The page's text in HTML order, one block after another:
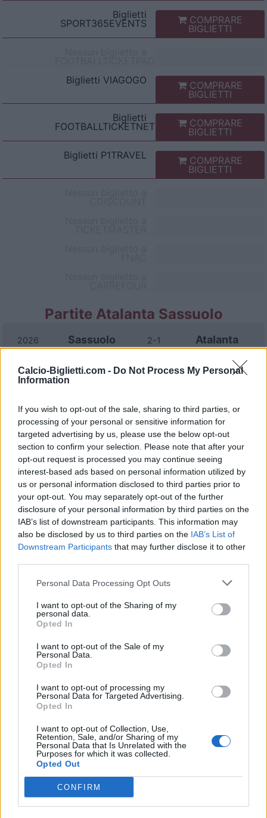
Calcio-Biglietti.com - Do Not Process My Personal
Information
If you wish to opt-out of the sale, sharing to third parties, or
processing of your personal or sensitive information for
targeted advertising by us, please use the below opt-out
section to confirm your selection. Please note that after your
opt-out request is processed you may continue seeing
interest-based ads based on personal information utilized by
us or personal information disclosed to third parties prior to
your opt-out. You may separately opt-out of the further
disclosure of your personal information by third parties on the
IAB’s list of downstream participants. This information may
also be disclosed by us to third parties on the IAB’s List of
Downstream Participants that may further disclose it to other
Personal Data Processing Opt Outs
I want to opt-out of the Sharing of my
personal data.
Opted In
I want to opt-out of the Sale of my
Personal Data.
Opted In
I want to opt-out of processing my
Personal Data for Targeted Advertising.
Opted In
I want to opt-out of Collection, Use,
Retention, Sale, and/or Sharing of my
Personal Data that Is Unrelated with the
Purposes for which it was collected.
Opted Out
CONFIRM
Biglietti
SPORT365EVENTS COMPRARE
BIGLIETTI
Biglietti VIAGOGO COMPRARE
BIGLIETTI
Biglietti
FOOTBALLTICKETNET COMPRARE
BIGLIETTI
Biglietti P1TRAVEL COMPRARE
BIGLIETTI
Partite Atalanta Sassuolo
2026 Sassuolo 2-1 Atalanta
2025 Atalanta 0-3 Sassuolo
2024 Atalanta 3-0 Sassuolo
2024 Atalanta 3-1 Sassuolo
2023 Sassuolo 0-2 Atalanta
2023 Sassuolo 1-0 Atalanta
Atalanta
Sassuolo Atalanta
2021 Atalanta
2021 Sassuolo
Prossime partite Atalanta
Atalanta 23/08
Atalanta
AS Roma 05/09